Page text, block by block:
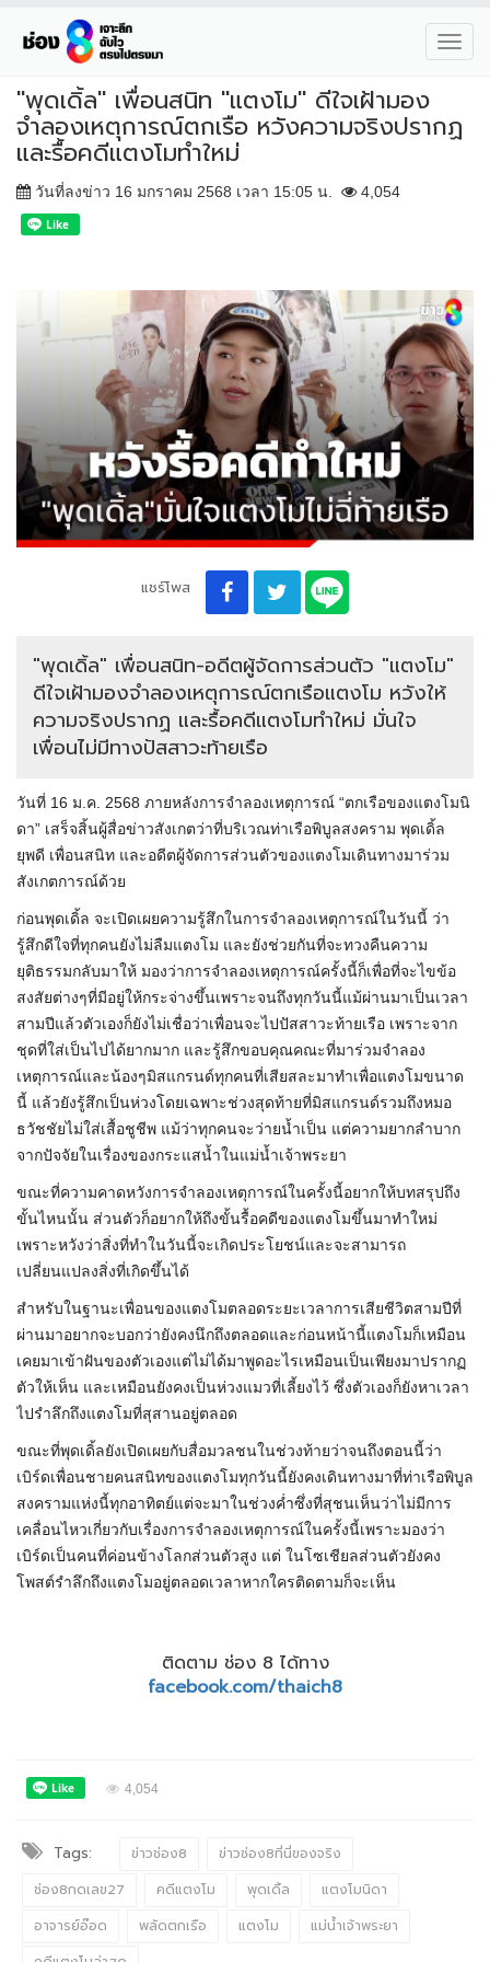
"พุดเดิ้ล" เพื่อนสนิท "แตงโม" ดีใจเฝ้ามอง
จำลองเหตุการณ์ตกเรือ หวังความจริงปรากฏ
และรื้อคดีแตงโมทำใหม่
วันที่ลงข่าว 16 มกราคม 2568 เวลา 15:05 น. 4,054
แชร์โพส
"พุดเดิ้ล" เพื่อนสนิท-อดีตผู้จัดการส่วนตัว "แตงโม"
ดีใจเฝ้ามองจำลองเหตุการณ์ตกเรือแตงโม หวังให้
ความจริงปรากฏ และรื้อคดีแตงโมทำใหม่ มั่นใจ
เพื่อนไม่มีทางปัสสาวะท้ายเรือ
วันที่ 16 ม.ค. 2568 ภายหลังการจำลองเหตุการณ์ “ตกเรือของแตงโมนิ
ดา” เสร็จสิ้นผู้สื่อข่าวสังเกตว่าที่บริเวณท่าเรือพิบูลสงคราม พุดเดิ้ล
ยุพดี เพื่อนสนิท และอดีตผู้จัดการส่วนตัวของแตงโมเดินทางมาร่วม
สังเกตการณ์ด้วย
ก่อนพุดเดิ้ล จะเปิดเผยความรู้สึกในการจำลองเหตุการณ์ในวันนี้ ว่า
รู้สึกดีใจที่ทุกคนยังไม่ลืมแตงโม และยังช่วยกันที่จะทวงคืนความ
ยุติธรรมกลับมาให้ มองว่าการจำลองเหตุการณ์ครั้งนี้ก็เพื่อที่จะไขข้อ
สงสัยต่างๆที่มีอยู่ให้กระจ่างขึ้นเพราะจนถึงทุกวันนี้แม้ผ่านมาเป็นเวลา
สามปีแล้วตัวเองก็ยังไม่เชื่อว่าเพื่อนจะไปปัสสาวะท้ายเรือ เพราะจาก
ชุดที่ใส่เป็นไปได้ยากมาก และรู้สึกขอบคุณคณะที่มาร่วมจำลอง
เหตุการณ์และน้องๆมิสแกรนด์ทุกคนที่เสียสละมาทำเพื่อแตงโมขนาด
นี้ แล้วยังรู้สึกเป็นห่วงโดยเฉพาะช่วงสุดท้ายที่มิสแกรนด์รวมถึงหมอ
ธวัชชัยไม่ใส่เสื้อชูชีพ แม้ว่าทุกคนจะว่ายน้ำเป็น แต่ความยากลำบาก
จากปัจจัยในเรื่องของกระแสน้ำในแม่น้ำเจ้าพระยา
ขณะที่ความคาดหวังการจำลองเหตุการณ์ในครั้งนี้อยากให้บทสรุปถึง
ขั้นไหนนั้น ส่วนตัวก็อยากให้ถึงขั้นรื้อคดีของแตงโมขึ้นมาทำใหม่
เพราะหวังว่าสิ่งที่ทำในวันนี้จะเกิดประโยชน์และจะสามารถ
เปลี่ยนแปลงสิ่งที่เกิดขึ้นได้
สำหรับในฐานะเพื่อนของแตงโมตลอดระยะเวลาการเสียชีวิตสามปีที่
ผ่านมาอยากจะบอกว่ายังคงนึกถึงตลอดและก่อนหน้านี้แตงโมก็เหมือน
เคยมาเข้าฝันของตัวเองแต่ไม่ได้มาพูดอะไรเหมือนเป็นเพียงมาปรากฏ
ตัวให้เห็น และเหมือนยังคงเป็นห่วงแมวที่เลี้ยงไว้ ซึ่งตัวเองก็ยังหาเวลา
ไปรำลึกถึงแตงโมที่สุสานอยู่ตลอด
ขณะที่พุดเดิ้ลยังเปิดเผยกับสื่อมวลชนในช่วงท้ายว่าจนถึงตอนนี้ว่า
เบิร์ดเพื่อนชายคนสนิทของแตงโมทุกวันนี้ยังคงเดินทางมาที่ท่าเรือพิบูล
สงครามแห่งนี้ทุกอาทิตย์แต่จะมาในช่วงค่ำซึ่งที่สุชนเห็นว่าไม่มีการ
เคลื่อนไหวเกี่ยวกับเรื่องการจำลองเหตุการณ์ในครั้งนี้เพราะมองว่า
เบิร์ดเป็นคนที่ค่อนข้างโลกส่วนตัวสูง แต่ ในโซเชียลส่วนตัวยังคง
โพสต์รำลึกถึงแตงโมอยู่ตลอดเวลาหากใครติดตามก็จะเห็น
ติดตาม ช่อง 8 ได้ทาง
facebook.com/thaich8
4,054
Tags: ข่าวช่อง8
ข่าวช่อง8ที่นี่ของจริง
ช่อง8กดเลข27
คดีแตงโม พุดเดิ้ล
แตงโมนิดา
อาจารย์อ๊อด
พลัดตกเรือ แตงโม
แม่น้ำเจ้าพระยา